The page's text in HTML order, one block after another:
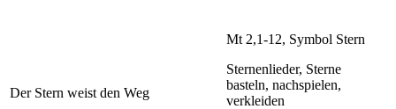
Der Stern weist den Weg
Mt 2,1-12, Symbol Stern
Sternenlieder, Sterne
basteln, nachspielen,
verkleiden